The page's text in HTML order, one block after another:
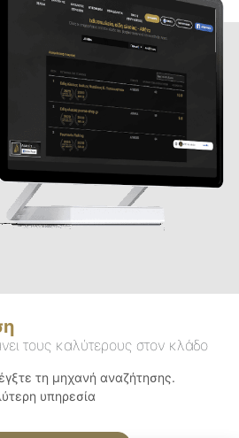
τους καλύτερους στον κλάδο
τη μηχανή αναζήτησης.
υπηρεσία